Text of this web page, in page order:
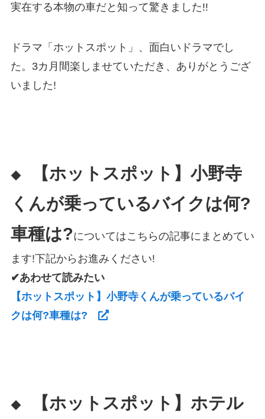
実在する本物の車だと知って驚きました!!
ドラマ「ホットスポット」、面白いドラマでし
た。3カ月間楽しませていただき、ありがとうござ
いました!
◆
【ホットスポット】小野寺
くんが乗っているバイクは何?
車種は?についてはこちらの記事にまとめてい
ます!下記からお進みください!
✔あわせて読みたい
【ホットスポット】小野寺くんが乗っているバイ
クは何?車種は?
◆
【ホットスポット】ホテル